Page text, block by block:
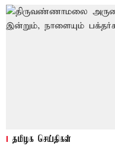
தமிழக செய்திகள்